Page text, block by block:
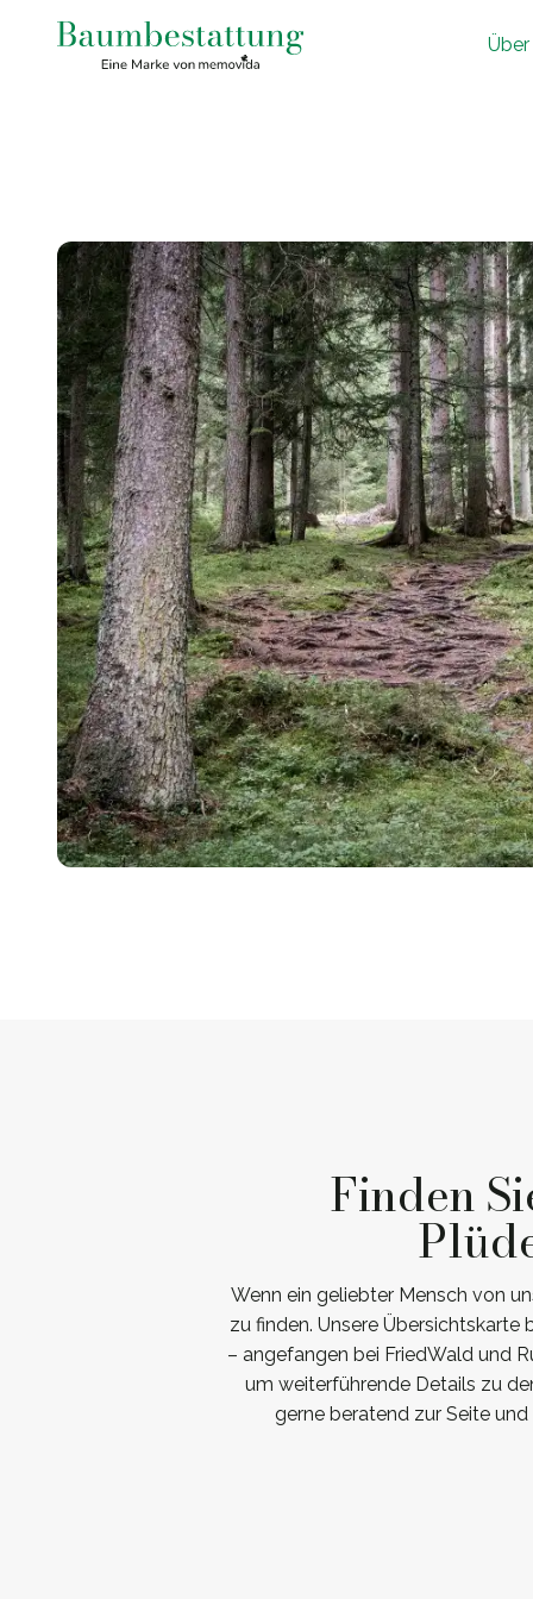
Über
Finden
Wenn ein geliebter Mensch von
zu finden. Unsere
– angefangen bei FriedWald und
um weiterführende Details zu
gerne beratend zur Seite